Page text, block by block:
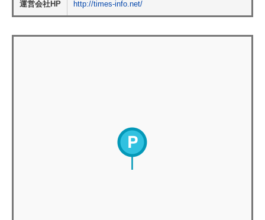
運営会社HP http://times-info.net/